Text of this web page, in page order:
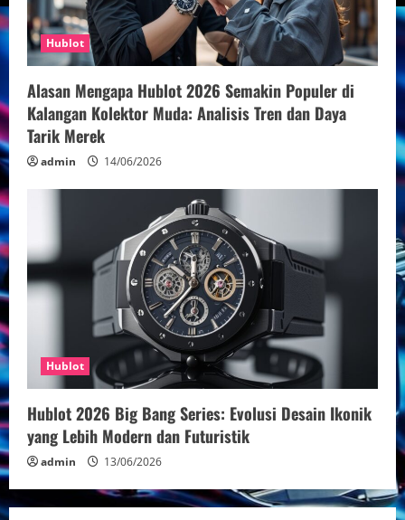
Hublot
Alasan Mengapa Hublot 2026 Semakin Populer di
Kalangan Kolektor Muda: Analisis Tren dan Daya
Tarik Merek
admin 14/06/2026
Hublot
Hublot 2026 Big Bang Series: Evolusi Desain Ikonik
yang Lebih Modern dan Futuristik
admin 13/06/2026